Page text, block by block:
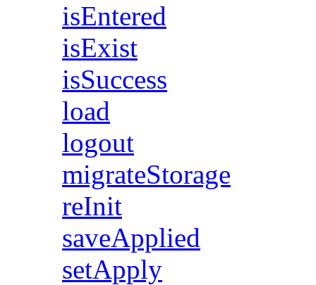
isEntered
isExist
isSuccess
load
logout
migrateStorage
reInit
saveApplied
setApply